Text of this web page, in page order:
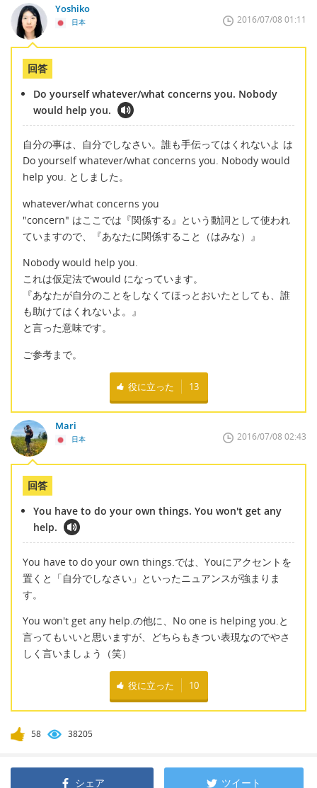
Yoshiko
日本 2016/07/08 01:11
回答
Do yourself whatever/what concerns you. Nobody
would help you.
自分の事は、自分でしなさい。誰も手伝ってはくれないよ は
Do yourself whatever/what concerns you. Nobody would
help you. としました。
whatever/what concerns you
"concern" はここでは『関係する』という動詞として使われ
ていますので、『あなたに関係すること（はみな）』
Nobody would help you.
これは仮定法でwould になっています。
『あなたが自分のことをしなくてほっとおいたとしても、誰
も助けてはくれないよ。』
と言った意味です。
ご参考まで。
役に立った 13
Mari
日本 2016/07/08 02:43
回答
You have to do your own things. You won't get any
help.
You have to do your own things.では、Youにアクセントを
置くと「自分でしなさい」といったニュアンスが強まりま
す。
You won't get any help.の他に、No one is helping you.と
言ってもいいと思いますが、どちらもきつい表現なのでやさ
しく言いましょう（笑）
役に立った 10
58 38205
シェア ツイート